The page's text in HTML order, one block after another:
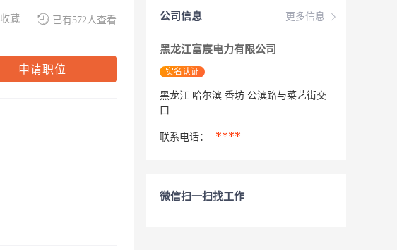
已有572人查看
收藏
申请职位
更多信息
公司信息
黑龙江富宸电力有限公司
实名认证
黑龙江 哈尔滨 香坊 公滨路与菜艺街交
口
联系电话： ****
微信扫一扫找工作